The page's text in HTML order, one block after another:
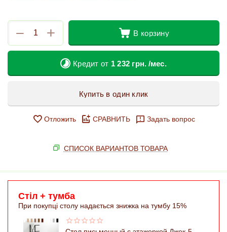
+
− В корзину
Кредит от 1 232 грн. /мес.
Купить в один клик
Отложить СРАВНИТЬ Задать вопрос
СПИСОК ВАРИАНТОВ ТОВАРА
Стіл + тумба
При покупці столу надається знижка на тумбу 15%